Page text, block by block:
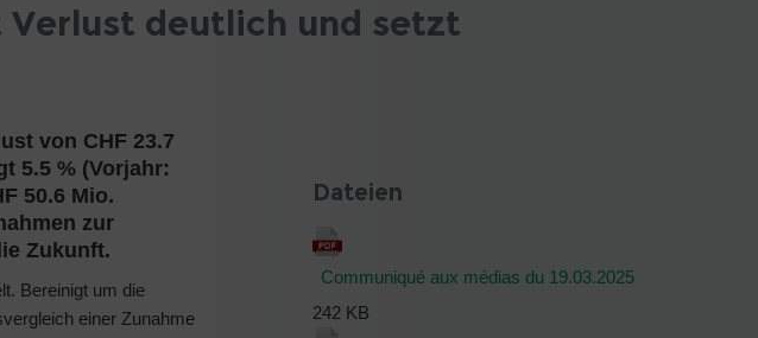
Verlust deutlich und setzt
von CHF 23.7
5.5 % (Vorjahr:
50.6 Mio.
zur
Zukunft.
Bereinigt um die
einer Zunahme
Dateien
Communiqué aux médias du 19.03.2025
242 KB